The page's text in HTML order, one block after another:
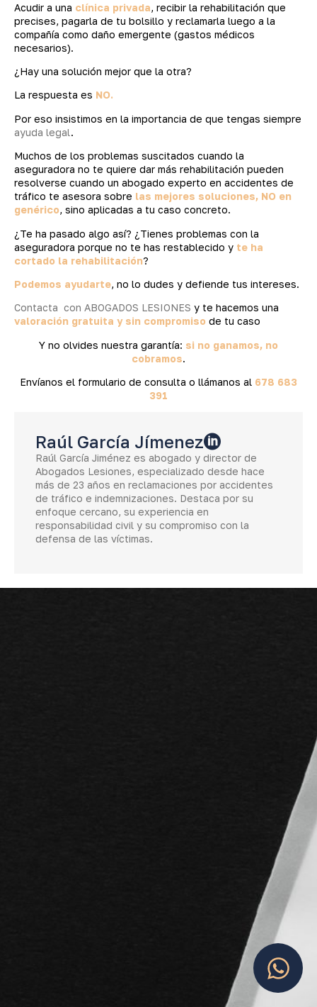
Acudir a una clínica privada, recibir la rehabilitación que
precises, pagarla de tu bolsillo y reclamarla luego a la
compañía como daño emergente (gastos médicos
necesarios).
¿Hay una solución mejor que la otra?
La respuesta es NO.
Por eso insistimos en la importancia de que tengas siempre
ayuda legal.
Muchos de los problemas suscitados cuando la
aseguradora no te quiere dar más rehabilitación pueden
resolverse cuando un abogado experto en accidentes de
tráfico te asesora sobre las mejores soluciones, NO en
genérico, sino aplicadas a tu caso concreto.
¿Te ha pasado algo así? ¿Tienes problemas con la
aseguradora porque no te has restablecido y te ha
cortado la rehabilitación?
Podemos ayudarte, no lo dudes y defiende tus intereses.
Contacta con ABOGADOS LESIONES y te hacemos una
valoración gratuita y sin compromiso de tu caso
Y no olvides nuestra garantía: si no ganamos, no
cobramos.
Envíanos el formulario de consulta o llámanos al 678 683
391
Raúl García Jímenez
Raúl García Jiménez es abogado y director de
Abogados Lesiones, especializado desde hace
más de 23 años en reclamaciones por accidentes
de tráfico e indemnizaciones. Destaca por su
enfoque cercano, su experiencia en
responsabilidad civil y su compromiso con la
defensa de las víctimas.